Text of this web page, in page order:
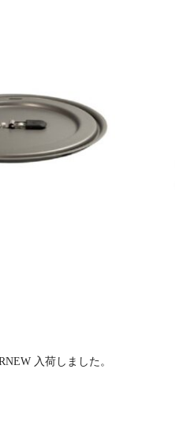
入荷しました。